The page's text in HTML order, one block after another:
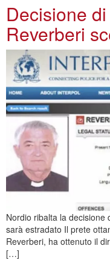
Decisione
Reverberi
Nordio ribalta la decisione
sarà estradato Il prete
Reverberi, ha ottenuto il
[…]